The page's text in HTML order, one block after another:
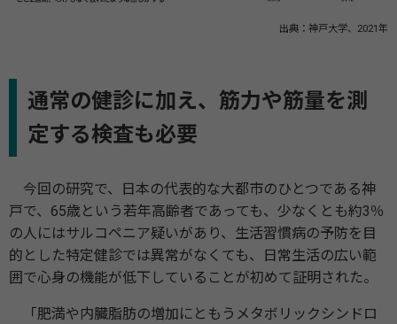
出典：神戸大学、2021年
通常の健診に加え、筋力や筋量を測
定する検査も必要
今回の研究で、日本の代表的な大都市のひとつである神
戸で、65歳という若年高齢者であっても、少なくとも約3％
の人にはサルコペニア疑いがあり、生活習慣病の予防を目
的とした特定健診では異常がなくても、日常生活の広い範
囲で心身の機能が低下していることが初めて証明された。
「肥満や内臓脂肪の増加にともうメタボリックシンドロ